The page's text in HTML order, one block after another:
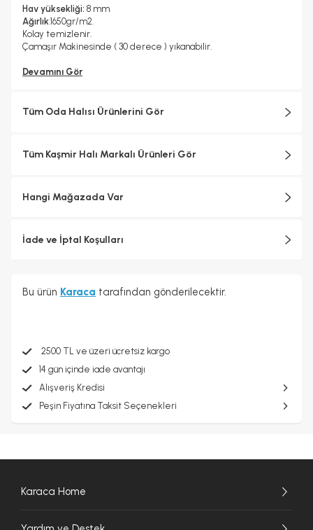
Hav yüksekliği: 8 mm
Ağırlık:1650gr/m2.
Kolay temizlenir.
Çamaşır Makinesinde ( 30 derece ) yıkanabilir.
Devamını Gör
Tüm Oda Halısı Ürünlerini Gör
Tüm Kaşmir Halı Markalı Ürünleri Gör
Hangi Mağazada Var
İade ve İptal Koşulları
Bu ürün Karaca tarafından gönderilecektir.
2500 TL ve üzeri ücretsiz kargo
14 gün içinde iade avantajı
Alışveriş Kredisi
Peşin Fiyatına Taksit Seçenekleri
Karaca Home